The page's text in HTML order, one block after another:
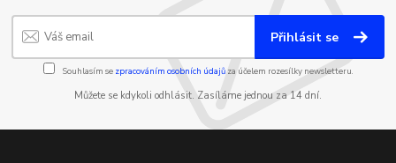
Přihlásit se
Souhlasím se zpracováním osobních údajůza účelem rozesílky newsletteru.
Můžete se kdykoli odhlásit. Zasíláme jednou za 14 dní.